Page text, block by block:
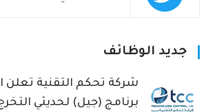
جديد الوظائف
شركة تحكم التقنية تعلن
برنامج (جيل) لحديثي